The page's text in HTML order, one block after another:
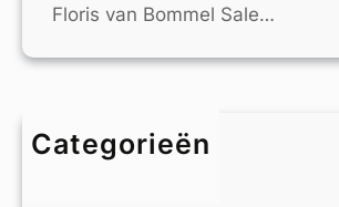
Floris van Bommel Sale…
Categorieën
4xl